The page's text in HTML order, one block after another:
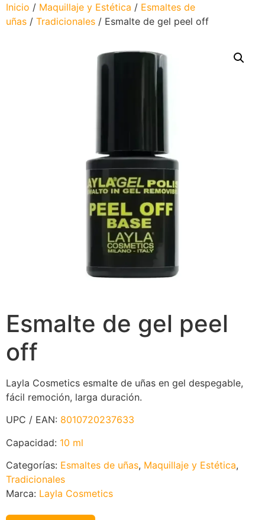
Inicio / Maquillaje y Estética / Esmaltes de
uñas / Tradicionales / Esmalte de gel peel off
Esmalte de gel peel
off
Layla Cosmetics esmalte de uñas en gel despegable,
fácil remoción, larga duración.
UPC / EAN: 8010720237633
Capacidad: 10 ml
Categorías: Esmaltes de uñas, Maquillaje y Estética,
Tradicionales
Marca: Layla Cosmetics